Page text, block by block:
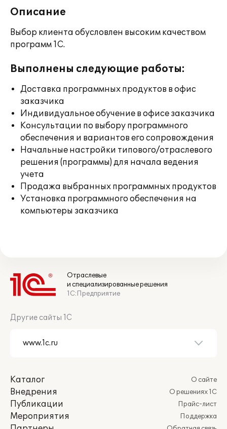
Описание
Выбор клиента обусловлен высоким качеством
программ 1С.
Выполнены следующие работы:
Доставка программных продуктов в офис
заказчика
Индивидуальное обучение в офисе заказчика
Консультации по выбору программного
обеспечения и вариантов его сопровождения
Начальные настройки типового/отраслевого
решения (программы) для начала ведения
учета
Продажа выбранных программных продуктов
Установка программного обеспечения на
компьютеры заказчика
Отраслевые
и специализированные решения
1С:Предприятие
Другие сайты 1С
Каталог
Внедрения
Публикации
Мероприятия
О сайте
О решениях 1С
Прайс-лист
Поддержка